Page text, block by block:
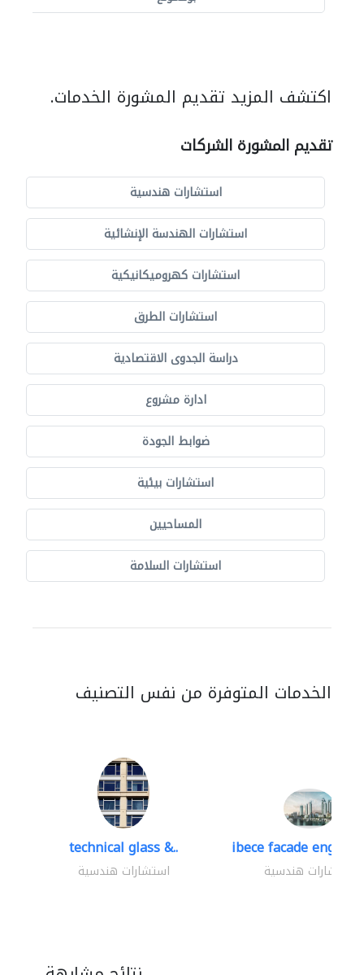
اكتشف المزيد تقديم المشورة الخدمات.
تقديم المشورة الشركات
استشارات هندسية
استشارات الهندسة الإنشائية
استشارات كهروميكانيكية
استشارات الطرق
دراسة الجدوى الاقتصادية
ادارة مشروع
ضوابط الجودة
استشارات بيئية
المساحيين
استشارات السلامة
الخدمات المتوفرة من نفس التصنيف
technical glass &..
استشارات هندسية
ibece facade
استشارات هندسية